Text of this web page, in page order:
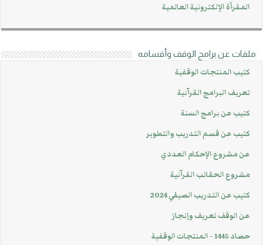
المقرأة الإلكترونية العالمية
ملفات عن برامج الوقف وأقسامه
كتيب المنتجات الوقفية
تعريف البرامج القرآنية
كتيب عن برامج السنة
كتيب عن قسم التدريب والتطوير
عن مشروع الإحكام العددي
مشروع الحقائب القرآنية
كتيب عن التدريب الصيفي 2024
عن الوقف تعريف وإنجاز
حصاد 1445 - المنتجات الوقفية